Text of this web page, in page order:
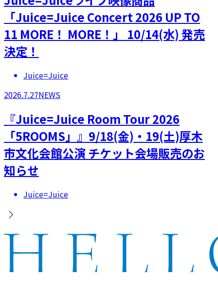
「Juice=Juice Concert 2026 UP TO
11 MORE！ MORE！」 10/14(水) 発売
決定！
Juice=Juice
2026.7.27NEWS
『Juice=Juice Room Tour 2026
「5ROOMS」』9/18(金)・19(土)厚木
市文化会館公演 チケット会場販売のお
知らせ
Juice=Juice